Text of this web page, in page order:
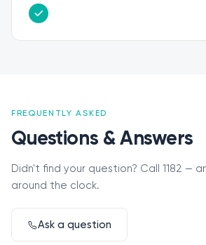
FREQUENTLY ASKED
Questions & Answers
Didn't find your question? Call 1182 —
around the clock.
Ask a question